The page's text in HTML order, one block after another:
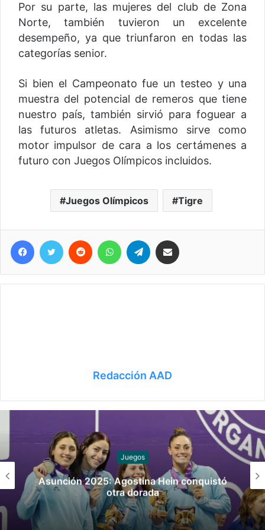
Por su parte, las mujeres del club de Zona
Norte, también tuvieron un excelente
desempeño, ya que triunfaron en todas las
categorías senior.
Si bien el Campeonato fue un testeo y una
muestra del potencial de remeros que tiene
nuestro país, también sirvió para foguear a
las futuros atletas. Asimismo sirve como
motor impulsor de cara a los certámenes a
futuro con Juegos Olímpicos incluidos.
Juegos Olímpicos Tigre
Telegram
Redacción AAD
Juegos
Asunción 2025: Agostina Hein conquistó
otra dorada